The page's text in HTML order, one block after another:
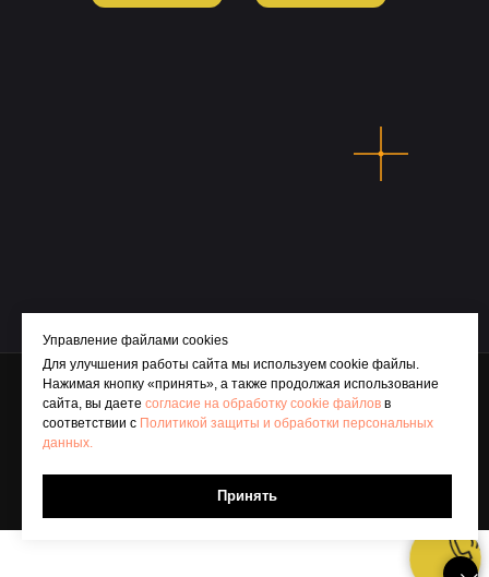
Политика защиты и обработки персональных данных
Общество с ограниченной ответственностью «ДомосКлаб»
ИНН 6686169048, ОГРН 1256600034998
Адрес: 624090, Свердловская область, г. Верхняя Пышма, ул.
Александра Козицына, д. 8, кв. 124
Email: lebedev@domos.club
Управление файлами cookies
Для улучшения работы сайта мы используем cookie файлы.
Нажимая кнопку «принять», а также продолжая использование
сайта, вы даете согласие на обработку cookie файлов в
соответствии с Политикой защиты и обработки персональных
данных.
Принять